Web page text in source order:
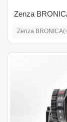
Zenza BRONICA(
Zenza